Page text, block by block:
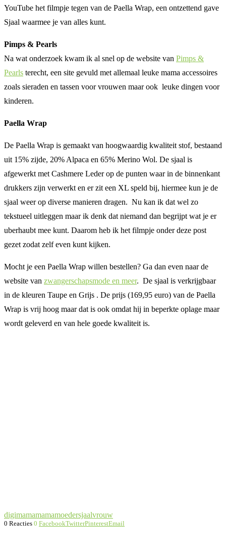
YouTube het filmpje tegen van de Paella Wrap, een ontzettend gave
Sjaal waarmee je van alles kunt.
Pimps & Pearls
Na wat onderzoek kwam ik al snel op de website van Pimps &
Pearls terecht, een site gevuld met allemaal leuke mama accessoires
zoals sieraden en tassen voor vrouwen maar ook leuke dingen voor
kinderen.
Paella Wrap
De Paella Wrap is gemaakt van hoogwaardig kwaliteit stof, bestaand
uit 15% zijde, 20% Alpaca en 65% Merino Wol. De sjaal is
afgewerkt met Cashmere Leder op de punten waar in de binnenkant
drukkers zijn verwerkt en er zit een XL speld bij, hiermee kun je de
sjaal weer op diverse manieren dragen. Nu kan ik dat wel zo
tekstueel uitleggen maar ik denk dat niemand dan begrijpt wat je er
uberhaubt mee kunt. Daarom heb ik het filmpje onder deze post
gezet zodat zelf even kunt kijken.
Mocht je een Paella Wrap willen bestellen? Ga dan even naar de
website van zwangerschapsmode en meer. De sjaal is verkrijgbaar
in de kleuren Taupe en Grijs . De prijs (169,95 euro) van de Paella
Wrap is vrij hoog maar dat is ook omdat hij in beperkte oplage maar
wordt geleverd en van hele goede kwaliteit is.
digimamamamamoedersjaalvrouw
0 Reacties 0 FacebookTwitterPinterestEmail